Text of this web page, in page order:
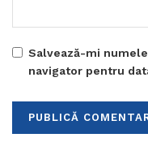
Salvează-mi
navigator pentru